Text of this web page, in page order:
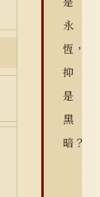
永
恆，
抑
是
黑
暗？